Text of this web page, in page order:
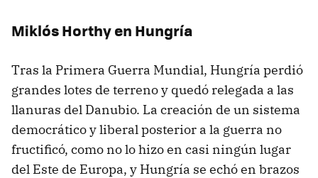
Miklós Horthy en Hungría
Tras la Primera Guerra Mundial, Hungría perdió
grandes lotes de terreno y quedó relegada a las
llanuras del Danubio. La creación de un sistema
democrático y liberal posterior a la guerra no
fructificó, como no lo hizo en casi ningún lugar
del Este de Europa, y Hungría se echó en brazos